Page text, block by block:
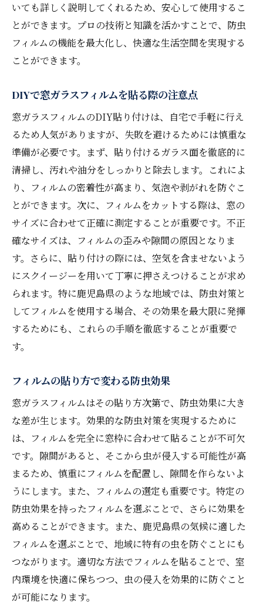
いても詳しく説明してくれるため、安心して使用するこ
とができます。プロの技術と知識を活かすことで、防虫
フィルムの機能を最大化し、快適な生活空間を実現する
ことができます。
DIYで窓ガラスフィルムを貼る際の注意点
窓ガラスフィルムのDIY貼り付けは、自宅で手軽に行え
るため人気がありますが、失敗を避けるためには慎重な
準備が必要です。まず、貼り付けるガラス面を徹底的に
清掃し、汚れや油分をしっかりと除去します。これによ
り、フィルムの密着性が高まり、気泡や剥がれを防ぐこ
とができます。次に、フィルムをカットする際は、窓の
サイズに合わせて正確に測定することが重要です。不正
確なサイズは、フィルムの歪みや隙間の原因となりま
す。さらに、貼り付けの際には、空気を含ませないよう
にスクイージーを用いて丁寧に押さえつけることが求め
られます。特に鹿児島県のような地域では、防虫対策と
してフィルムを使用する場合、その効果を最大限に発揮
するためにも、これらの手順を徹底することが重要で
す。
フィルムの貼り方で変わる防虫効果
窓ガラスフィルムはその貼り方次第で、防虫効果に大き
な差が生じます。効果的な防虫対策を実現するために
は、フィルムを完全に窓枠に合わせて貼ることが不可欠
です。隙間があると、そこから虫が侵入する可能性が高
まるため、慎重にフィルムを配置し、隙間を作らないよ
うにします。また、フィルムの選定も重要です。特定の
防虫効果を持ったフィルムを選ぶことで、さらに効果を
高めることができます。また、鹿児島県の気候に適した
フィルムを選ぶことで、地域に特有の虫を防ぐことにも
つながります。適切な方法でフィルムを貼ることで、室
内環境を快適に保ちつつ、虫の侵入を効果的に防ぐこと
が可能になります。